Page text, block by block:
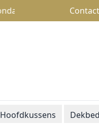
open van 13u tot 18uContact
Hoofdkussens